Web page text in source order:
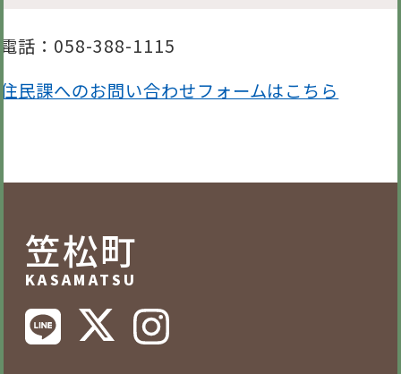
電話 ：058-388-1115
住民課へのお問い合わせフォームはこちら
笠松町
KASAMATSU